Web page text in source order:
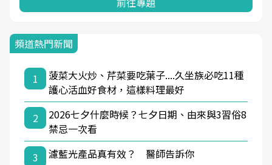
頻道熱門新聞
1
菠菜大火炒、芹菜要吃葉子....久坐族必吃11種
護心活血好食材，這樣料理最好
2
2026七夕什麼時候？七夕日期、由來與3習俗8
禁忌一次看
3
濾藍光產品真有效？ 醫師告訴你